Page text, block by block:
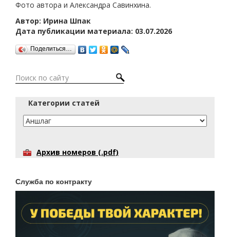
Фото автора и Александра Савинхина.
Автор: Ирина Шпак
Дата публикации материала: 03.07.2026
Поделиться…
Категории статей
Архив номеров (.pdf)
Служба по контракту